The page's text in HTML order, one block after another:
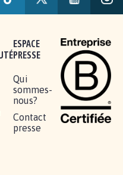
ESPACE
PRESSE
Qui
sommes-
nous?
Contact
presse